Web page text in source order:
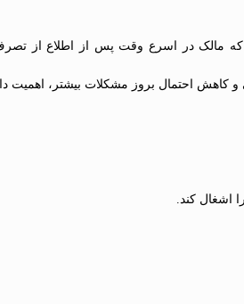
در اسرع وقت پس از اطلاع از تصرف
کاهش احتمال بروز مشکلات بیشتر، اهمیت
اشغال کند.